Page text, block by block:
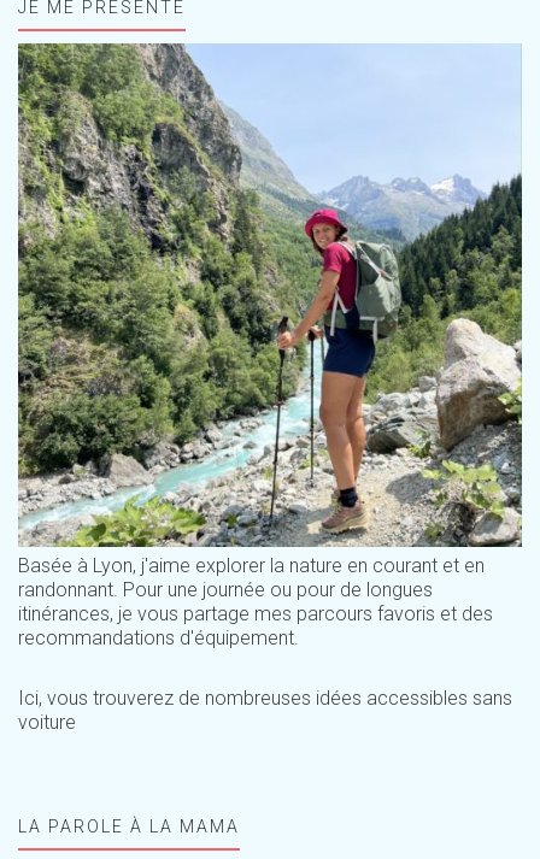
JE ME PRÉSENTE
Basée à Lyon, j'aime explorer la nature en courant et en
randonnant. Pour une journée ou pour de longues
itinérances, je vous partage mes parcours favoris et des
recommandations d'équipement.
Ici, vous trouverez de nombreuses idées accessibles sans
voiture
LA PAROLE À LA MAMA